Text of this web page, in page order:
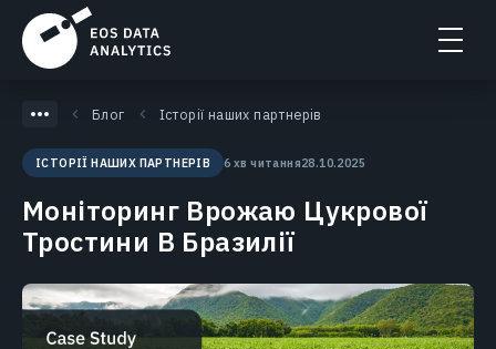
Блог Історії наших партнерів
ІСТОРІЇ НАШИХ ПАРТНЕРІВ 6 хв читання28.10.2025
Моніторинг Врожаю Цукрової
Тростини В Бразилії